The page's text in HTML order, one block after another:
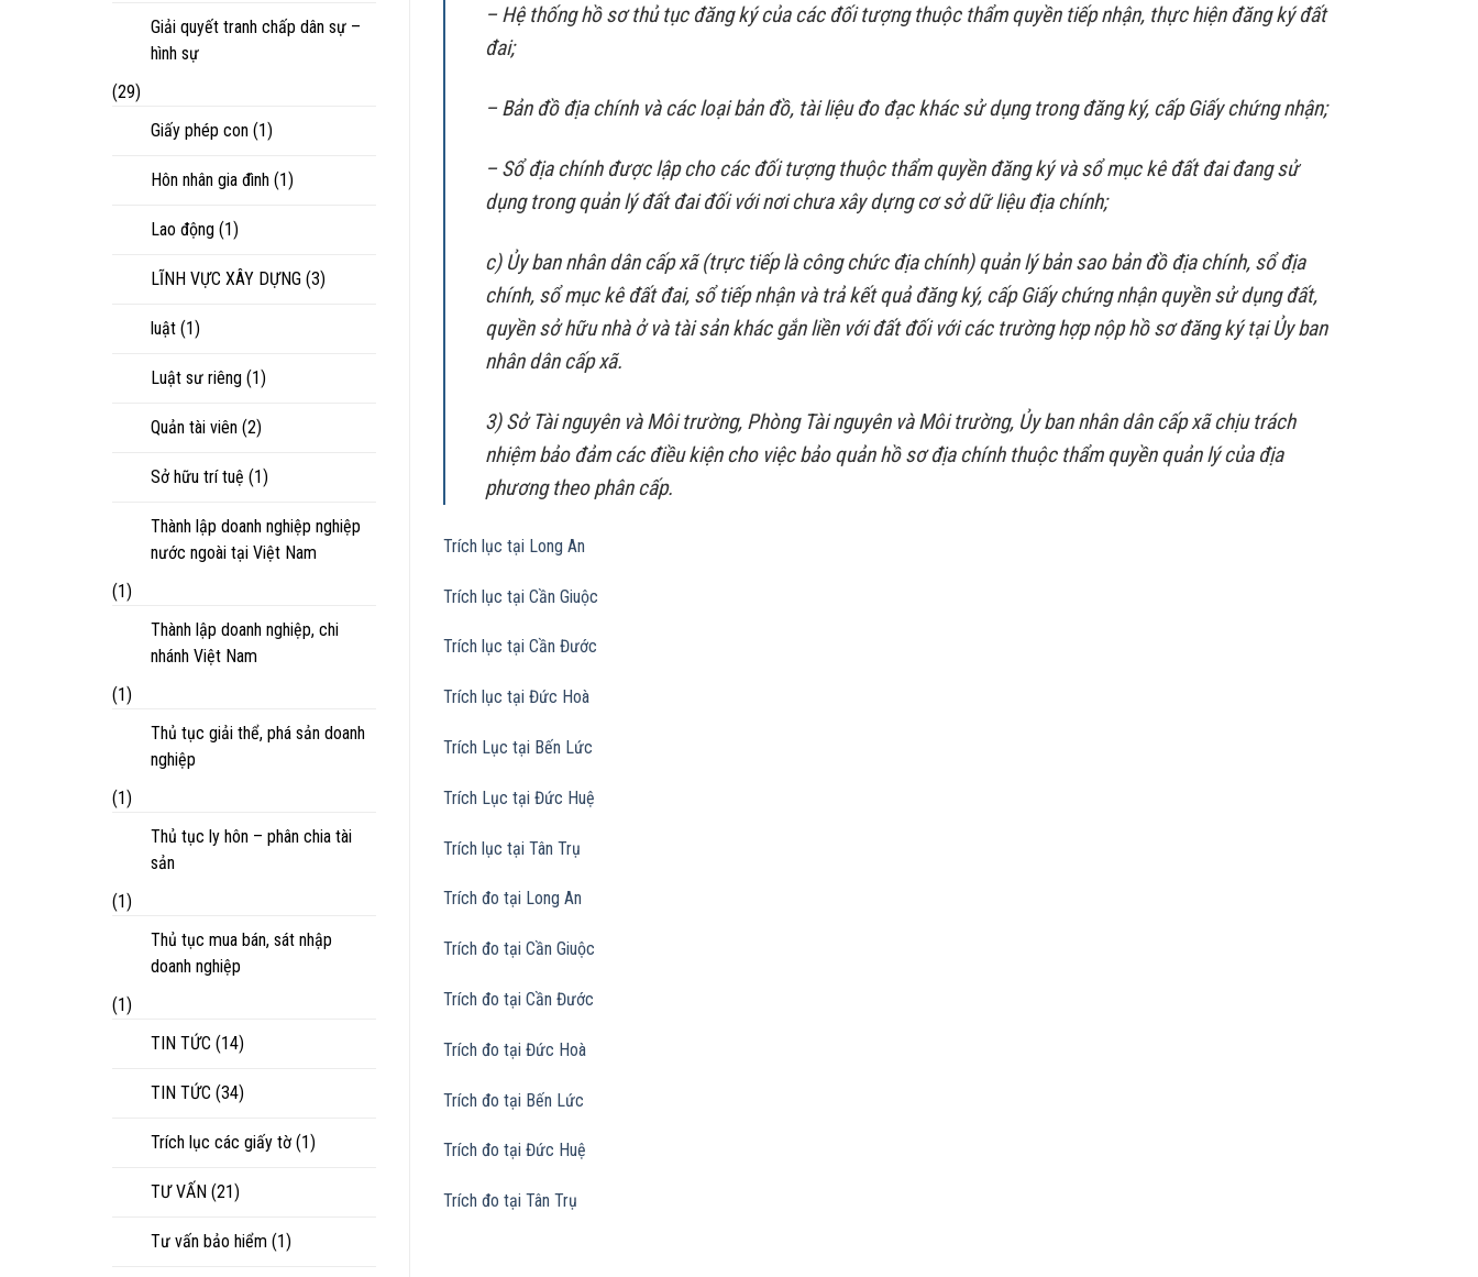
Giải quyết tranh chấp dân sự –
hình sự
(29)
Giấy phép con (1)
Hôn nhân gia đình (1)
Lao động (1)
LĨNH VỰC XÂY DỰNG (3)
luật (1)
Luật sư riêng (1)
Quản tài viên (2)
Sở hữu trí tuệ (1)
Thành lập doanh nghiệp nghiệp
nước ngoài tại Việt Nam
(1)
Thành lập doanh nghiệp, chi
nhánh Việt Nam
(1)
Thủ tục giải thể, phá sản doanh
nghiệp
(1)
Thủ tục ly hôn – phân chia tài
sản
(1)
Thủ tục mua bán, sát nhập
doanh nghiệp
(1)
TIN TỨC (14)
TIN TỨC (34)
Trích lục các giấy tờ (1)
TƯ VẤN (21)
Tư vấn bảo hiểm (1)
– Hệ thống hồ sơ thủ tục đăng ký của các đối tượng thuộc thẩm quyền tiếp nhận, thực hiện đăng ký đất
đai;
– Bản đồ địa chính và các loại bản đồ, tài liệu đo đạc khác sử dụng trong đăng ký, cấp Giấy chứng nhận;
– Sổ địa chính được lập cho các đối tượng thuộc thẩm quyền đăng ký và sổ mục kê đất đai đang sử
dụng trong quản lý đất đai đối với nơi chưa xây dựng cơ sở dữ liệu địa chính;
c) Ủy ban nhân dân cấp xã (trực tiếp là công chức địa chính) quản lý bản sao bản đồ địa chính, sổ địa
chính, sổ mục kê đất đai, sổ tiếp nhận và trả kết quả đăng ký, cấp Giấy chứng nhận quyền sử dụng đất,
quyền sở hữu nhà ở và tài sản khác gắn liền với đất đối với các trường hợp nộp hồ sơ đăng ký tại Ủy ban
nhân dân cấp xã.
3) Sở Tài nguyên và Môi trường, Phòng Tài nguyên và Môi trường, Ủy ban nhân dân cấp xã chịu trách
nhiệm bảo đảm các điều kiện cho việc bảo quản hồ sơ địa chính thuộc thẩm quyền quản lý của địa
phương theo phân cấp.
Trích lục tại Long An
Trích lục tại Cần Giuộc
Trích lục tại Cần Đước
Trích lục tại Đức Hoà
Trích Lục tại Bến Lức
Trích Lục tại Đức Huệ
Trích lục tại Tân Trụ
Trích đo tại Long An
Trích đo tại Cần Giuộc
Trích đo tại Cần Đước
Trích đo tại Đức Hoà
Trích đo tại Bến Lức
Trích đo tại Đức Huệ
Trích đo tại Tân Trụ